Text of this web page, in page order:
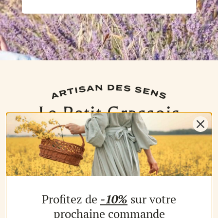
Les parfums
MON COMPTE
Profitez de -10% sur votre
prochaine commande